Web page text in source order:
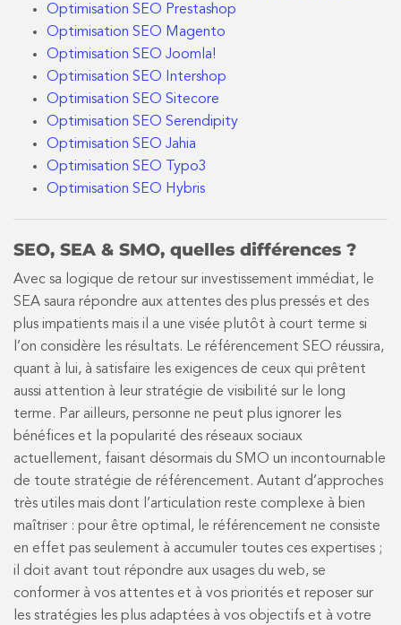
Optimisation SEO Prestashop
Optimisation SEO Magento
Optimisation SEO Joomla!
Optimisation SEO Intershop
Optimisation SEO Sitecore
Optimisation SEO Serendipity
Optimisation SEO Jahia
Optimisation SEO Typo3
Optimisation SEO Hybris
SEO, SEA & SMO, quelles différences ?
Avec sa logique de retour sur investissement immédiat, le
SEA saura répondre aux attentes des plus pressés et des
plus impatients mais il a une visée plutôt à court terme si
l’on considère les résultats. Le référencement SEO réussira,
quant à lui, à satisfaire les exigences de ceux qui prêtent
aussi attention à leur stratégie de visibilité sur le long
terme. Par ailleurs, personne ne peut plus ignorer les
bénéfices et la popularité des réseaux sociaux
actuellement, faisant désormais du SMO un incontournable
de toute stratégie de référencement. Autant d’approches
très utiles mais dont l’articulation reste complexe à bien
maîtriser : pour être optimal, le référencement ne consiste
en effet pas seulement à accumuler toutes ces expertises ;
il doit avant tout répondre aux usages du web, se
conformer à vos attentes et à vos priorités et reposer sur
les stratégies les plus adaptées à vos objectifs et à votre